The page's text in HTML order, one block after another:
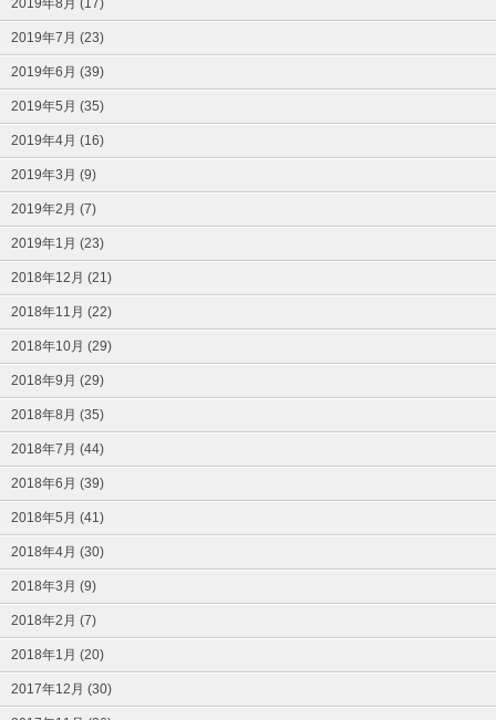
2019年7月 (23)
2019年6月 (39)
2019年5月 (35)
2019年4月 (16)
2019年3月 (9)
2019年2月 (7)
2019年1月 (23)
2018年12月 (21)
2018年11月 (22)
2018年10月 (29)
2018年9月 (29)
2018年8月 (35)
2018年7月 (44)
2018年6月 (39)
2018年5月 (41)
2018年4月 (30)
2018年3月 (9)
2018年2月 (7)
2018年1月 (20)
2017年12月 (30)